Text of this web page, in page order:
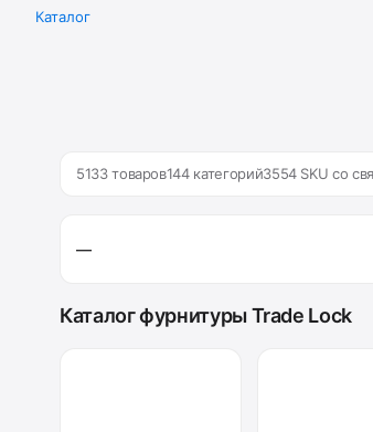
Каталог
5133 товаров144 категорий3554 SKU со
—
Каталог фурнитуры Trade Lock